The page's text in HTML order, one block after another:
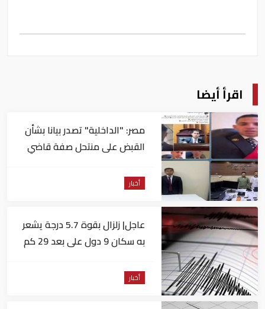
اقرأ أيضا
مصر: "الداخلية" تصدر بيانا بشأن
القبض على منتحل صفة قاضي
أخبار
عاجل| زلزال بقوة 5.7 درجة يشعر
به سكان 9 دول على بعد 29 كم
أخبار